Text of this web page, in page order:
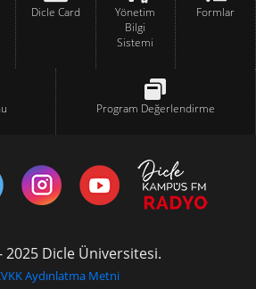
Dicle Card
Yönetim
Bilgi
Sistemi
Formlar
Program Değerlendirme
2025 Dicle Üniversitesi.
Aydınlatma Metni